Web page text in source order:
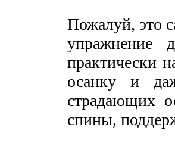
Пожалуй, это
упражнение
практически
осанку и
страдающих
спины,